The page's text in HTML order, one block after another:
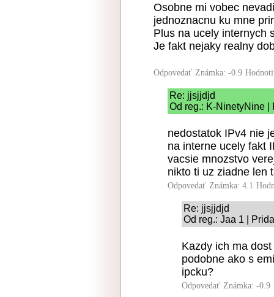
Osobne mi vobec
jednoznacnu ku mne
Plus na ucely internych
Je fakt nejaky realny
Odpovedať Známka: -0.9
Re: jjsjjdjd
Od reg.: K-NinetyNine |
nedostatok IPv4 nie
na interne ucely fakt
vacsie mnozstvo
nikto ti uz ziadne len
Odpovedať Známka: 4.1
Re: jjsjjdjd
Od reg.: Jaa 1 |
Kazdy ich ma
podobne ako s
ipcku?
Odpovedať Známka: -0.9